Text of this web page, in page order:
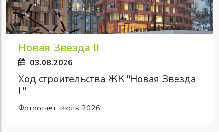
Новая Звезда II
03.08.2026
Ход строительства ЖК "Новая Звезда
II"
Фотоотчет, июль 2026